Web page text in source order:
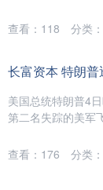
查看： 118 分类：
长富资本 特朗
美国总统特朗普4
第二名失踪的美军
查看： 176 分类：